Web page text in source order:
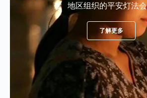
地区组织的平安灯法
了解更多